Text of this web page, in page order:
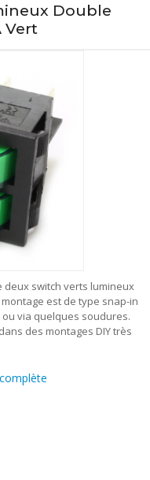
Double
Vert
deux switch verts lumineux
est de type snap-in
via quelques soudures.
des montages DIY très